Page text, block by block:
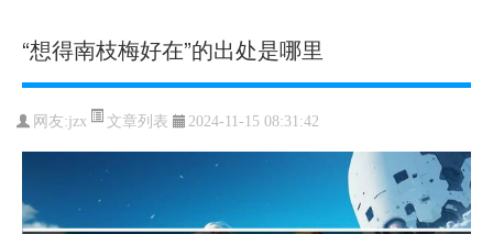
“想得南枝梅好在”的出处是哪里
网友:jzx 文章列表 2024-11-15 08:31:42